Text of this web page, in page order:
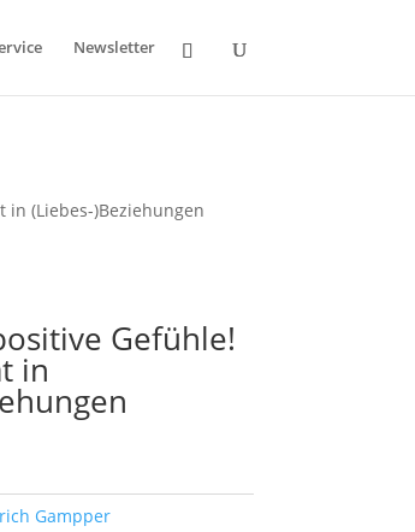
Newsletter
(Liebes-)Beziehungen
Gefühle!
in
Gampper